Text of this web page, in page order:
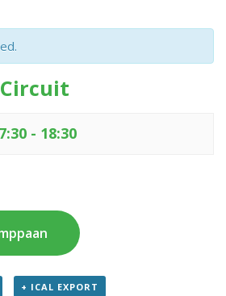
- 18:30
+ ICAL EXPORT